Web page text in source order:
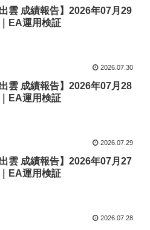
出雲 成績報告】2026年07月29
EA運用検証
2026.07.30
出雲 成績報告】2026年07月28
EA運用検証
2026.07.29
出雲 成績報告】2026年07月27
EA運用検証
2026.07.28